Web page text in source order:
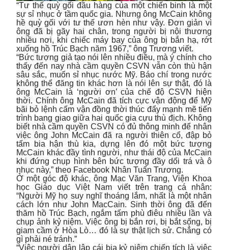
“Tư thế quỳ gối đầu hàng của một chiến binh là một
sự sỉ nhục ở tầm quốc gia. Nhưng ông McCain không
hề quỳ gối với tư thế ươn hèn như vậy. Đơn giản vì
ông đã bị gãy hai chân, trong người bị nội thương
nhiều nơi, khi chiếc máy bay của ông bị bắn hạ, rớt
xuống hồ Trúc Bạch năm 1967,” ông Trương viết.
“Bức tượng giả tạo nói lên nhiều điều, mà ý chính cho
thấy đến nay nhà cầm quyền CSVN vẫn còn thù hận
sâu sắc, muốn sỉ nhục nước Mỹ. Báo chí trong nước
không thể đăng tin khác hơn là nói lên sự thật, đó là
ông McCain là ‘người ơn’ của chế độ CSVN hiện
thời. Chính ông McCain đã tích cực vận động để Mỹ
bãi bỏ lệnh cấm vận đồng thời thúc đẩy mạnh mẽ tiến
trình bang giao giữa hai quốc gia cựu thù địch. Không
biết nhà cầm quyền CSVN có đủ thông minh để nhân
việc ông John McCain đã ra người thiên cổ, đập bỏ
tấm bia hận thù kia, dựng lên đó một bức tượng
McCain khác đầy tình người, như thái độ của McCain
khi đứng chụp hình bên bức tượng đầy dối trá và ô
nhục này,” theo Facebook Nhân Tuấn Trương.
Ở một góc độ khác, ông Mạc Văn Trang, Viện Khoa
học Giáo dục Việt Nam viết trên trang cá nhân:
“Người Mỹ họ suy nghĩ thoáng lắm, nhất là một nhân
cách lớn như John MacCain. Sinh thời ông đã đến
thăm hồ Trúc Bạch, ngắm tấm phù điêu nhiều lần và
chụp ảnh kỷ niệm. Việc ông bị bắn rơi, bị bắt sống, bị
giam cầm ở Hòa Lò… đó là sự thật lịch sử. Chẳng có
gì phải né tránh.”
“Việc người dân lập cái bia kỷ niệm chiến tích là việc